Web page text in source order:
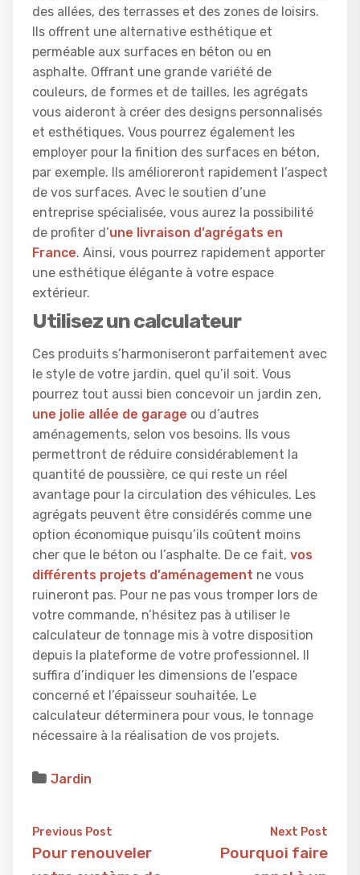
des allées, des terrasses et des zones de loisirs.
Ils offrent une alternative esthétique et
perméable aux surfaces en béton ou en
asphalte. Offrant une grande variété de
couleurs, de formes et de tailles, les agrégats
vous aideront à créer des designs personnalisés
et esthétiques. Vous pourrez également les
employer pour la finition des surfaces en béton,
par exemple. Ils amélioreront rapidement l’aspect
de vos surfaces. Avec le soutien d’une
entreprise spécialisée, vous aurez la possibilité
de profiter d’une livraison d’agrégats en
France. Ainsi, vous pourrez rapidement apporter
une esthétique élégante à votre espace
extérieur.
Utilisez un calculateur
Ces produits s’harmoniseront parfaitement avec
le style de votre jardin, quel qu’il soit. Vous
pourrez tout aussi bien concevoir un jardin zen,
une jolie allée de garage ou d’autres
aménagements, selon vos besoins. Ils vous
permettront de réduire considérablement la
quantité de poussière, ce qui reste un réel
avantage pour la circulation des véhicules. Les
agrégats peuvent être considérés comme une
option économique puisqu’ils coûtent moins
cher que le béton ou l’asphalte. De ce fait, vos
différents projets d’aménagement ne vous
ruineront pas. Pour ne pas vous tromper lors de
votre commande, n’hésitez pas à utiliser le
calculateur de tonnage mis à votre disposition
depuis la plateforme de votre professionnel. Il
suffira d’indiquer les dimensions de l’espace
concerné et l’épaisseur souhaitée. Le
calculateur déterminera pour vous, le tonnage
nécessaire à la réalisation de vos projets.
Jardin
Previous Post
Pour renouveler
Next Post
Pourquoi faire